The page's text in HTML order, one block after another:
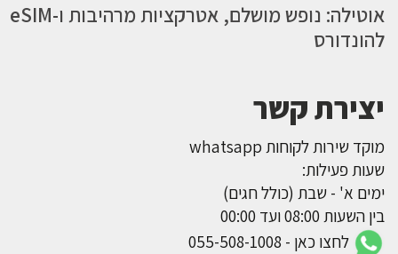
אוטילה: נופש מושלם, אטרקציות מרהיבות ו-eSIM
להונדורס
יצירת קשר
מוקד שירות לקוחות whatsapp
שעות פעילות:
ימים א' - שבת (כולל חגים)
בין השעות 08:00 ועד 00:00
לחצו כאן - 055-508-1008